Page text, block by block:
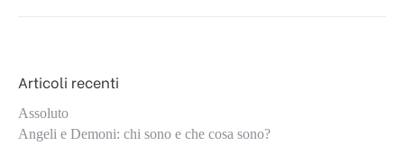
Articoli recenti
Assoluto
Angeli e Demoni: chi sono e che cosa sono?